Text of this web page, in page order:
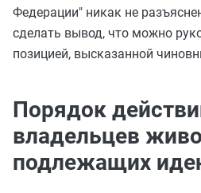
Федерации" никак не
сделать вывод, что можно
позицией, высказанной
Порядок
владельцев
подлежащих